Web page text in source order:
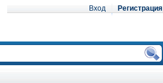
Вход Регистрация